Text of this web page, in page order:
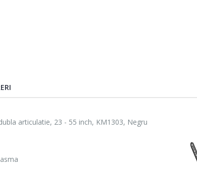
articulatie, 23 - 55 inch, KM1303, Negru